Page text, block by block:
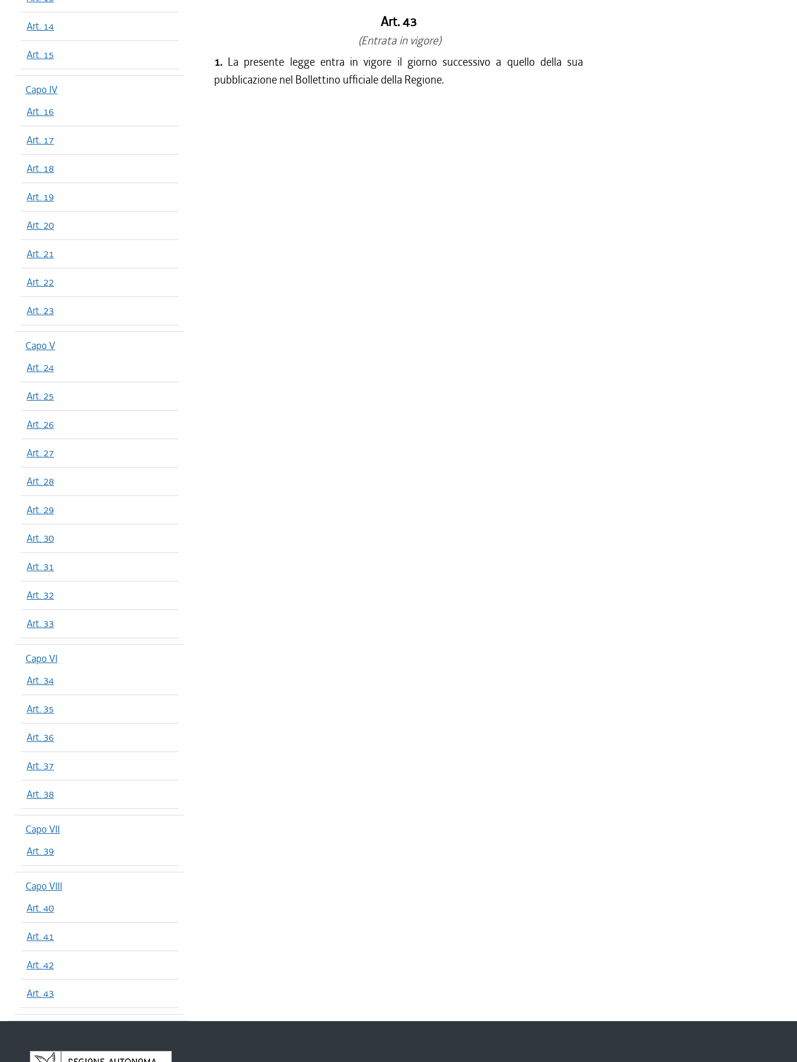
Art. 14
Art. 15
Capo IV
Art. 16
Art. 17
Art. 18
Art. 19
Art. 20
Art. 21
Art. 22
Art. 23
Capo V
Art. 24
Art. 25
Art. 26
Art. 27
Art. 28
Art. 29
Art. 30
Art. 31
Art. 32
Art. 33
Capo VI
Art. 34
Art. 35
Art. 36
Art. 37
Art. 38
Capo VII
Art. 39
Capo VIII
Art. 40
Art. 41
Art. 42
Art. 43
Art. 43
(Entrata in vigore)
1. La presente legge entra in vigore il giorno successivo a quello della sua
pubblicazione nel Bollettino ufficiale della Regione.